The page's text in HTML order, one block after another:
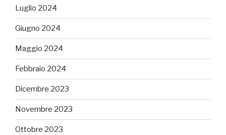
Luglio 2024
Giugno 2024
Maggio 2024
Febbraio 2024
Dicembre 2023
Novembre 2023
Ottobre 2023